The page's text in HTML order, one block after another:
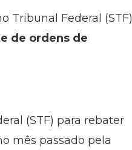
Tribunal Federal (STF)
de ordens de
(STF) para rebater
mês passado pela